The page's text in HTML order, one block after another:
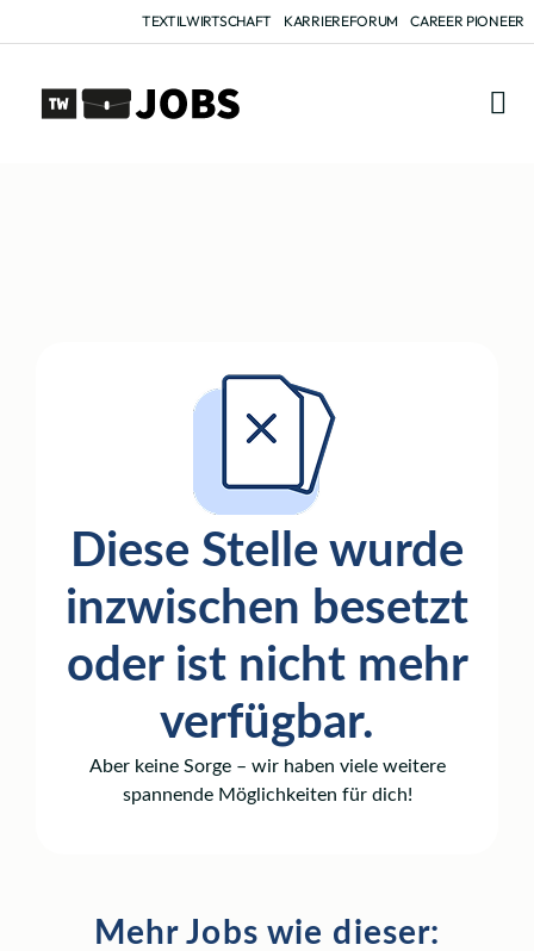
TEXTILWIRTSCHAFT KARRIEREFORUM CAREER PIONEER
Diese Stelle wurde
inzwischen besetzt
oder ist nicht mehr
verfügbar.
Aber keine Sorge – wir haben viele weitere
spannende Möglichkeiten für dich!
Mehr Jobs wie dieser: